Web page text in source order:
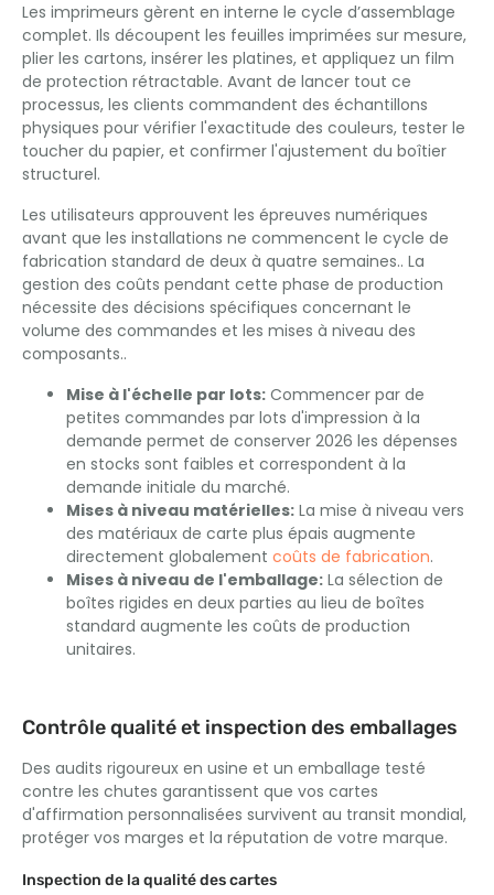
Les imprimeurs gèrent en interne le cycle d’assemblage
complet. Ils découpent les feuilles imprimées sur mesure,
plier les cartons, insérer les platines, et appliquez un film
de protection rétractable. Avant de lancer tout ce
processus, les clients commandent des échantillons
physiques pour vérifier l'exactitude des couleurs, tester le
toucher du papier, et confirmer l'ajustement du boîtier
structurel.
Les utilisateurs approuvent les épreuves numériques
avant que les installations ne commencent le cycle de
fabrication standard de deux à quatre semaines.. La
gestion des coûts pendant cette phase de production
nécessite des décisions spécifiques concernant le
volume des commandes et les mises à niveau des
composants..
Mise à l'échelle par lots: Commencer par de
petites commandes par lots d'impression à la
demande permet de conserver 2026 les dépenses
en stocks sont faibles et correspondent à la
demande initiale du marché.
Mises à niveau matérielles: La mise à niveau vers
des matériaux de carte plus épais augmente
directement globalement coûts de fabrication.
Mises à niveau de l'emballage: La sélection de
boîtes rigides en deux parties au lieu de boîtes
standard augmente les coûts de production
unitaires.
Contrôle qualité et inspection des emballages
Des audits rigoureux en usine et un emballage testé
contre les chutes garantissent que vos cartes
d'affirmation personnalisées survivent au transit mondial,
protéger vos marges et la réputation de votre marque.
Inspection de la qualité des cartes